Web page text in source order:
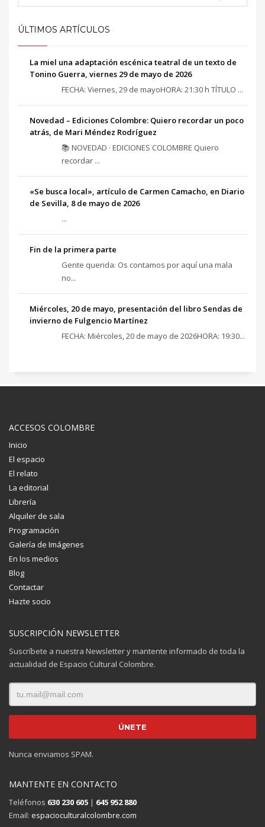
ÚLTIMOS ARTÍCULOS
La miel una adaptación escénica teatral de un texto de
Tonino Guerra, viernes 29 de mayo de 2026
FECHA: Viernes, 29 de mayoHORA: 21:30 h TÍTULO ...
Novedad – Ediciones Colombre: Quiero recordar un poco
atrás, de Mari Méndez Rodríguez
📚 NOVEDAD · EDICIONES COLOMBRE Quiero
recordar ...
«Se busca local», artículo de Carmen Camacho, en Diario
de Sevilla, 8 de mayo de 2026
...
Fin de la primera parte
Gente querida: Os contamos por aquí una mala
no...
Miércoles, 20 de mayo, presentación del libro Sendas de
invierno de Fulgencio Martínez
FECHA: Miércoles, 20 de mayo de 2026HORA: 19:30...
ACCESOS COLOMBRE
Inicio
El espacio
El relato
La editorial
Librería
Alquiler de sala
Programación
Galería de Imágenes
En los medios
Blog
Contactar
Hazte socio
SUSCRIPCIÓN NEWSLETTER
Suscríbete a nuestra Newsletter y mantente informado de toda la
actualidad de Espacio Cultural Colombre.
Nunca enviamos SPAM.
MANTENTE EN CONTACTO
Teléfonos 630 230 605 | 645 952 880
Email: espacioculturalcolombre.com